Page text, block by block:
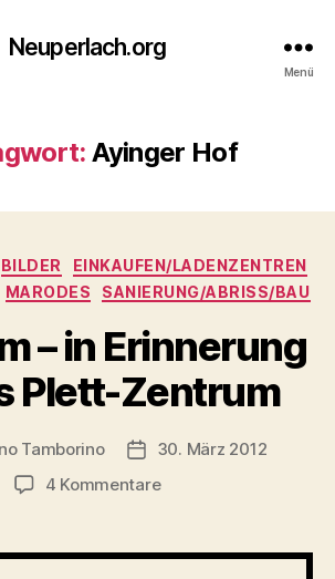
Neuperlach.org
Menü
Ayinger Hof
Kategorien
BILDER
EINKAUFEN/LADENZENTREN
MARODES SANIERUNG/ABRISS/BAU
– in Erinnerung
Plett-Zentrum
Tamborino Veröffentlichungsdatum
30. März 2012
4 Kommentarezu
in